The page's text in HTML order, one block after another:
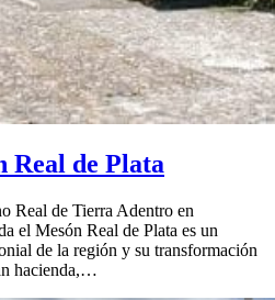
Real de Plata
Real de Tierra Adentro en
el Mesón Real de Plata es un
de la región y su transformación
hacienda,…